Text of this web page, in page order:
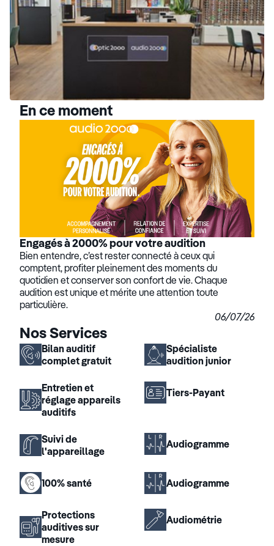
En ce moment
Engagés à 2000% pour votre audition
Bien entendre, c’est rester connecté à ceux qui
comptent, profiter pleinement des moments du
quotidien et conserver son confort de vie. Chaque
audition est unique et mérite une attention toute
particulière.
06/07/26
Nos Services
Bilan auditif
complet gratuit
Spécialiste
audition junior
Entretien et
réglage appareils
auditifs
Tiers-Payant
Suivi de
l'appareillage
Audiogramme
100% santé Audiogramme
Protections
auditives sur
mesure
Audiométrie